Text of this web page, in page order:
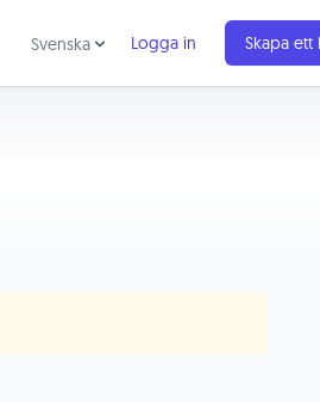
Svenska Logga in Skapa ett